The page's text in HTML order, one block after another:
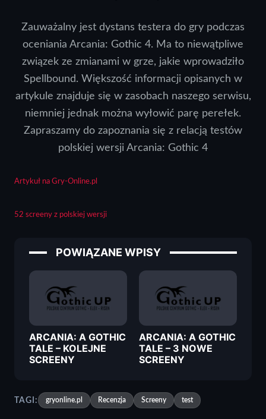
Zauważalny jest dystans testera do gry podczas
oceniania Arcania: Gothic 4. Ma to niewątpliwe
związek ze zmianami w grze, jakie wprowadziło
Spellbound. Większość informacji opisanych w
artykule znajduje się w zasobach naszego serwisu,
niemniej jednak można wyłowić parę perełek.
Zapraszamy do zapoznania się z relacją testów
polskiej wersji Arcania: Gothic 4
Artykuł na Gry-Online.pl
52 screeny z polskiej wersji
POWIĄZANE WPISY
ARCANIA: A GOTHIC
TALE – KOLEJNE
SCREENY
ARCANIA: A GOTHIC
TALE – 3 NOWE
SCREENY
TAGI: gryonline.pl Recenzja Screeny test